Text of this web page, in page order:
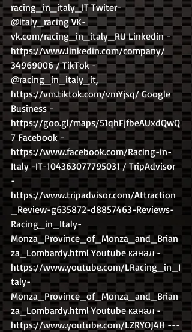
racing_in_italy_IT Twiter-
@italy_racing VK-
vk.com/racing_in_italy_RU Linkedin -
https://www.linkedin.com/company/
34969006 / TikTok -
@racing_in_italy_it,
https://vm.tiktok.com/vmYjsq/ Google
Business -
https://goo.gl/maps/51qhFjfbeAUxdQwQ
7 Facebook -
https://www.facebook.com/Racing-in-
Italy -IT-104363077795031 / TripAdvisor
-
https://www.tripadvisor.com/Attraction
_Review-g635872-d8857463-Reviews-
Racing_in_Italy-
Monza_Province_of_Monza_and_Brian
za_Lombardy.html Youtube канал -
https://www.youtube.com/LRacing_in_I
taly-
Monza_Province_of_Monza_and_Brian
za_Lombardy.html Youtube канал -
https://www.youtube.com/LZRYOJ4H ---